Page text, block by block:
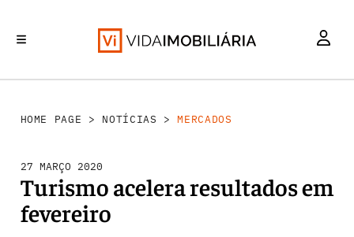
HOME PAGE > NOTÍCIAS >MERCADOS
27 MARÇO 2020
Turismo acelera resultados em
fevereiro